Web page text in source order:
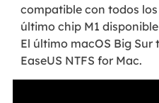
compatible con todos
último chip M1
El último macOS Big
EaseUS NTFS for Mac.